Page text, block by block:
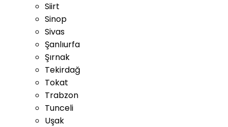
Siirt
Sinop
Sivas
Şanlıurfa
Şırnak
Tekirdağ
Tokat
Trabzon
Tunceli
Uşak